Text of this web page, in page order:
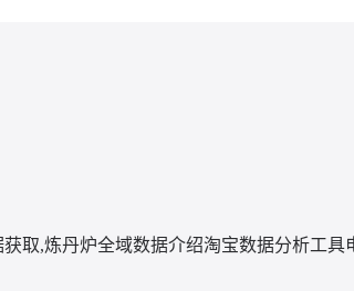
取,炼丹炉全域数据介绍淘宝数据分析工具